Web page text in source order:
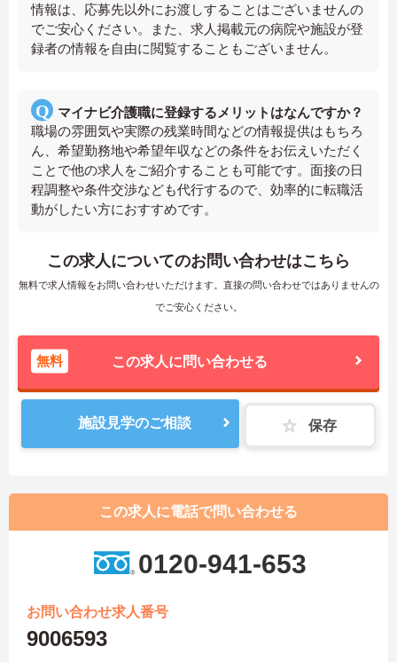
情報は、応募先以外にお渡しすることはございませんの
でご安心ください。また、求人掲載元の病院や施設が登
録者の情報を自由に閲覧することもございません。
マイナビ介護職に登録するメリットはなんですか？
職場の雰囲気や実際の残業時間などの情報提供はもちろ
ん、希望勤務地や希望年収などの条件をお伝えいただく
ことで他の求人をご紹介することも可能です。面接の日
程調整や条件交渉なども代行するので、効率的に転職活
動がしたい方におすすめです。
この求人についてのお問い合わせはこちら
無料で求人情報をお問い合わせいただけます。直接の問い合わせではありませんの
でご安心ください。
無料 この求人に問い合わせる
施設見学のご相談 保存
この求人に電話で問い合わせる
0120-941-653
お問い合わせ求人番号
9006593